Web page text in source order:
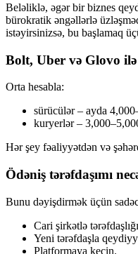
Beləliklə, əgər bir biznes
bürokratik əngəllərlə
istəyirsinizsə, bu başlamaq
Bolt, Uber və Glovo
Orta hesabla:
sürücülər – ayda
kuryerlər –
Hər şey fəaliyyətdən və
Ödəniş tərəfdaşımı
Bunu dəyişdirmək üçün
Cari şirkətlə
Yeni tərəfdaşla
Platformaya keçin.